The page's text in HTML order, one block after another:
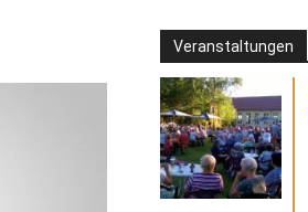
Veranstaltungen